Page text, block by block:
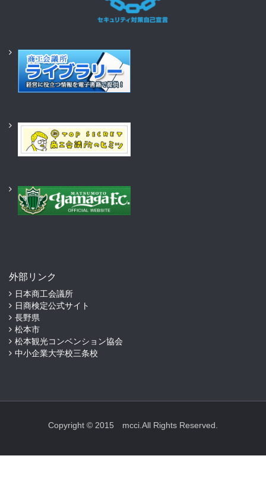
外部リンク
日本商工会議所
日商検定公式サイト
長野県
松本市
松本観光コンベンション協会
中小企業大学校三条校
Copyright © 2015 mcci.All Rights Reserved.